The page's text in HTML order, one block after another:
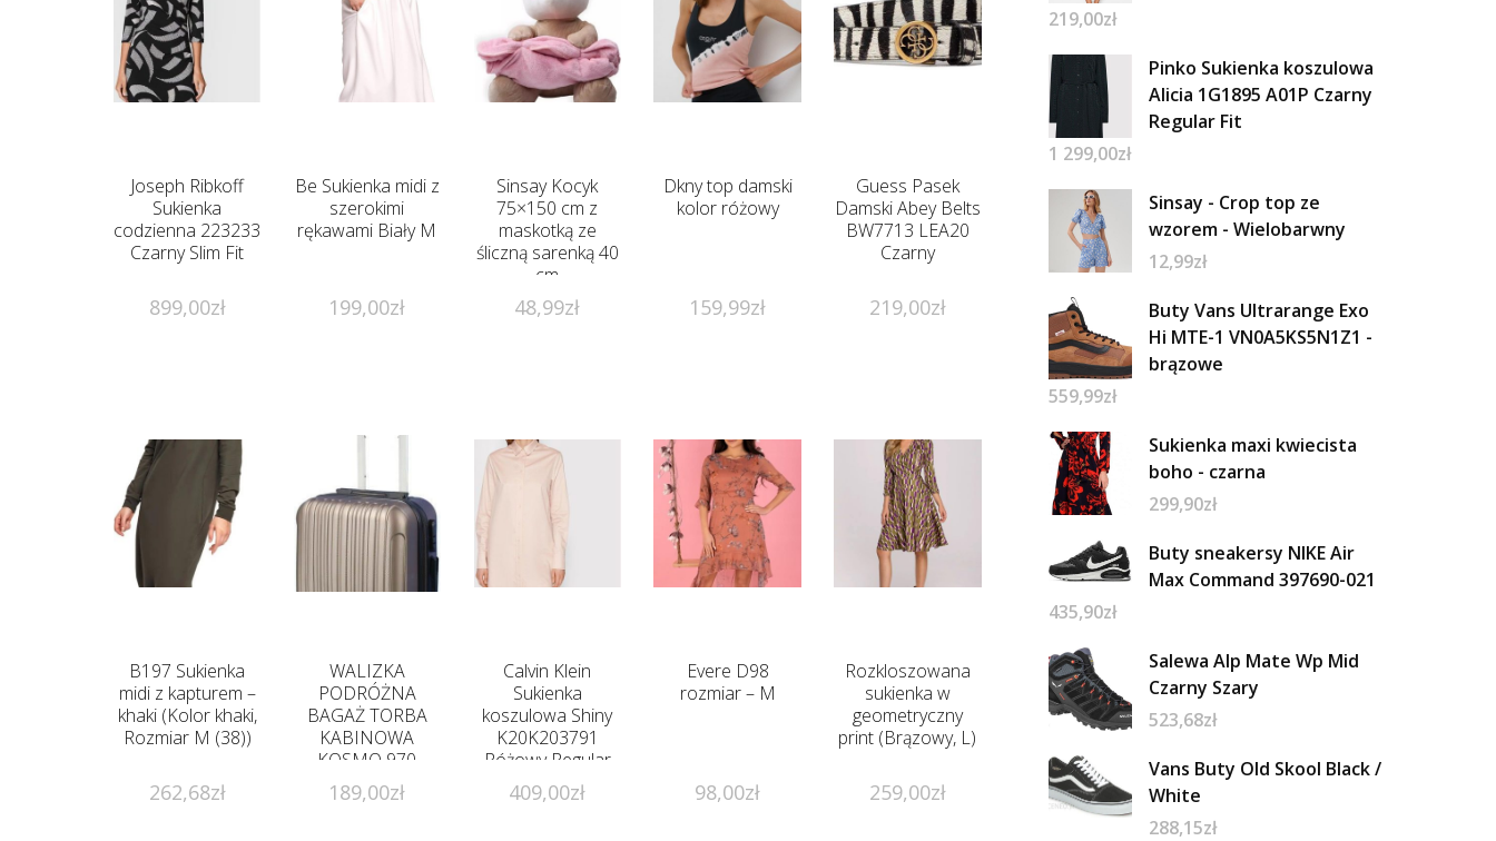
Joseph Ribkoff
Sukienka
codzienna 223233
Czarny Slim Fit
899,00zł
Be Sukienka midi z
szerokimi
rękawami Biały M
199,00zł
Sinsay Kocyk
75×150 cm z
maskotką ze
śliczną sarenką 40
cm
48,99zł
Dkny top damski
kolor różowy
159,99zł
Guess Pasek
Damski Abey Belts
BW7713 LEA20
Czarny
219,00zł
B197 Sukienka
midi z kapturem –
khaki (Kolor khaki,
Rozmiar M (38))
262,68zł
WALIZKA
PODRÓŻNA
BAGAŻ TORBA
KABINOWA
KOSMO 970
189,00zł
Calvin Klein
Sukienka
koszulowa Shiny
K20K203791
Różowy Regular
Fit
409,00zł
Evere D98
rozmiar – M
98,00zł
Rozkloszowana
sukienka w
geometryczny
print (Brązowy, L)
259,00zł
219,00zł
Pinko Sukienka koszulowa
Alicia 1G1895 A01P Czarny
Regular Fit
1 299,00zł
Sinsay - Crop top ze
wzorem - Wielobarwny
12,99zł
Buty Vans Ultrarange Exo
Hi MTE-1 VN0A5KS5N1Z1 -
brązowe
559,99zł
Sukienka maxi kwiecista
boho - czarna
299,90zł
Buty sneakersy NIKE Air
Max Command 397690-021
435,90zł
Salewa Alp Mate Wp Mid
Czarny Szary
523,68zł
Vans Buty Old Skool Black /
White
288,15zł